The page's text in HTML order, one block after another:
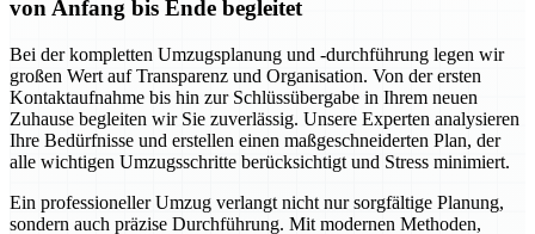
von Anfang bis Ende begleitet
Bei der kompletten Umzugsplanung und -durchführung legen wir
großen Wert auf Transparenz und Organisation. Von der ersten
Kontaktaufnahme bis hin zur Schlüssübergabe in Ihrem neuen
Zuhause begleiten wir Sie zuverlässig. Unsere Experten analysieren
Ihre Bedürfnisse und erstellen einen maßgeschneiderten Plan, der
alle wichtigen Umzugsschritte berücksichtigt und Stress minimiert.
Ein professioneller Umzug verlangt nicht nur sorgfältige Planung,
sondern auch präzise Durchführung. Mit modernen Methoden,